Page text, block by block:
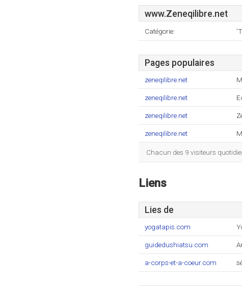
www.Zeneqilibre.net
Catégorie:
Pages populaires
zeneqilibre.net
zeneqilibre.net
zeneqilibre.net
zeneqilibre.net
Chacun des 9 visiteurs
Liens
Lies de
yogatapis.com
guidedushiatsu.com
a-corps-et-a-coeur.com